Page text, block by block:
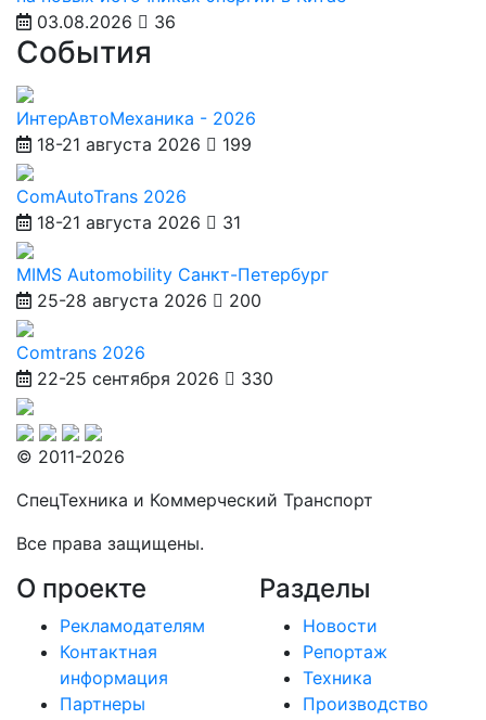
03.08.2026
36
События
ИнтерАвтоМеханика - 2026
18-21 августа 2026
199
ComAutoTrans 2026
18-21 августа 2026
31
MIMS Automobility Санкт-Петербург
25-28 августа 2026
200
Comtrans 2026
22-25 сентября 2026
330
© 2011-2026
СпецТехника и Коммерческий Транспорт
Все права защищены.
О проекте
Рекламодателям
Контактная
информация
Партнеры
Разделы
Новости
Репортаж
Техника
Производство